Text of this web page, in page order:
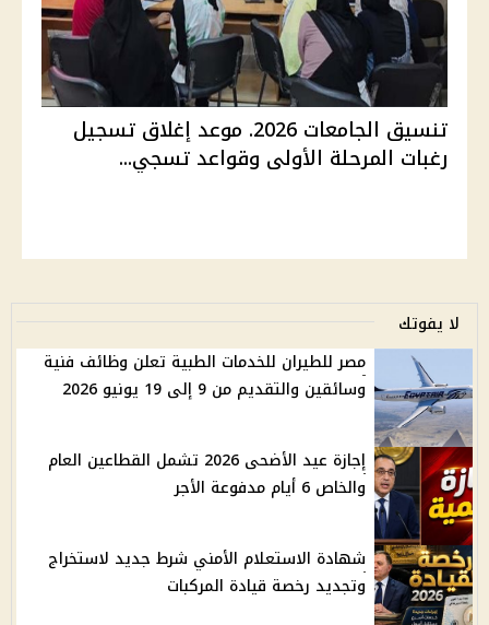
تنسيق الجامعات 2026. موعد إغلاق تسجيل
رغبات المرحلة الأولى وقواعد تسجي...
لا يفوتك
مصر للطيران للخدمات الطبية تعلن وظائف فنية
وسائقين والتقديم من 9 إلى 19 يونيو 2026
إجازة عيد الأضحى 2026 تشمل القطاعين العام
والخاص 6 أيام مدفوعة الأجر
شهادة الاستعلام الأمني شرط جديد لاستخراج
وتجديد رخصة قيادة المركبات